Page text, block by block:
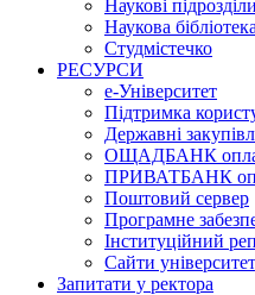
Наукові підрозділи
Наукова бібліотека
Студмістечко
РЕСУРСИ
е-Університет
Підтримка
Державні
ОЩАДБАНК
ПРИВАТБАНК
Поштовий сервер
Програмне
Інституційний
Сайти
Запитати у ректора